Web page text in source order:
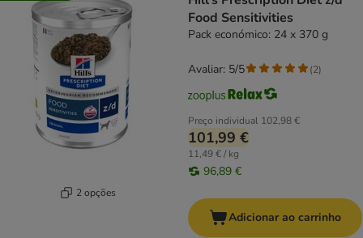
2 opções
Food Sensitivities
Pack económico: 24 x 370 g
Preço individual 102,98 €
101,99 €
11,49 € / kg
96,89 €
Avaliar: 5/5 (2)
Adicionar ao carrinho